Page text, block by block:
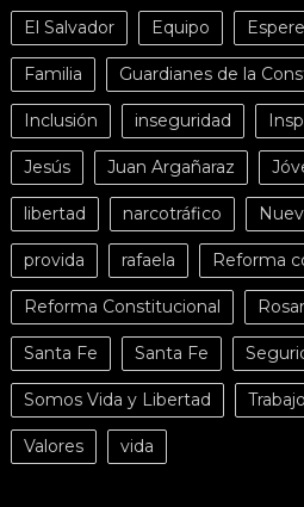
El Salvador Equipo
Familia Guardianes de la
Inclusión inseguridad
Jesús Juan Argañaraz
libertad narcotráfico
provida rafaela Reforma
Reforma Constitucional
Santa Fe Santa Fe
Somos Vida y Libertad Trabajo
Valores vida